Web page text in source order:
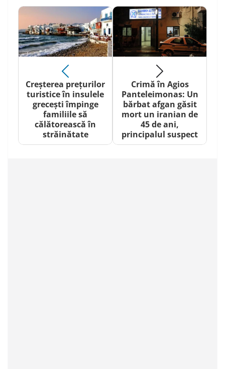
Creșterea prețurilor
turistice în insulele
grecești împinge
familiile să
călătorească în
străinătate
Crimă în Agios
Panteleimonas: Un
bărbat afgan găsit
mort un iranian de
45 de ani,
principalul suspect